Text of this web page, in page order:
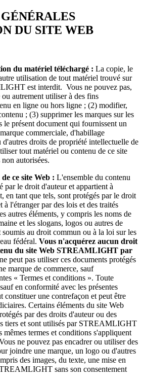
DU SITE WEB
du matériel téléchargé : La copie, le
utilisation de tout matériel trouvé sur
est interdit. Vous ne pouvez pas,
autrement utiliser à des fins
en ligne ou hors ligne ; (2) modifier,
; (3) supprimer les marques sur les
le présent document qui fournissent un
commerciale, d'habillage
droits de propriété intellectuelle de
tout matériel ou contenu de ce site
autorisées.
ce site Web : L'ensemble du contenu
par le droit d'auteur et appartient à
tant que tels, sont protégés par le droit
l'étranger par des lois et des traités
autres éléments, y compris les noms de
et les slogans, logos ou autres de
au droit commun ou à la loi sur les
fédéral. Vous n'acquérez aucun droit
du site Web STREAMLIGHT par
peut pas utiliser ces documents protégés
marque de commerce, sauf
« Termes et conditions ». Toute
en conformité avec les présentes
constituer une contrefaçon et peut être
Certains éléments du site Web
par des droits d'auteur ou des
tiers et sont utilisés par STREAMLIGHT
mêmes termes et conditions s'appliquent
ne pouvez pas encadrer ou utiliser des
joindre une marque, un logo ou d'autres
des images, du texte, une mise en
sans son consentement